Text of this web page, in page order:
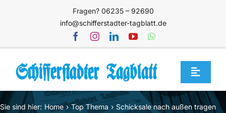
Fragen? 06235 – 92690
info@schifferstadter-tagblatt.de
Toggle
Home
Sie sind hier: Home Top Thema Schicksale nach außen tragen